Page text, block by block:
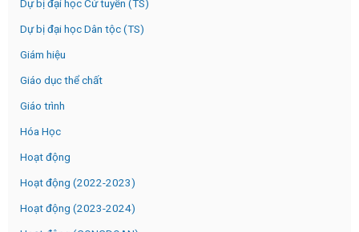
Dự bị đại học Cử tuyển (TS)
Dự bị đại học Dân tộc (TS)
Giám hiệu
Giáo dục thể chất
Giáo trình
Hóa Học
Hoạt động
Hoạt động (2022-2023)
Hoạt động (2023-2024)